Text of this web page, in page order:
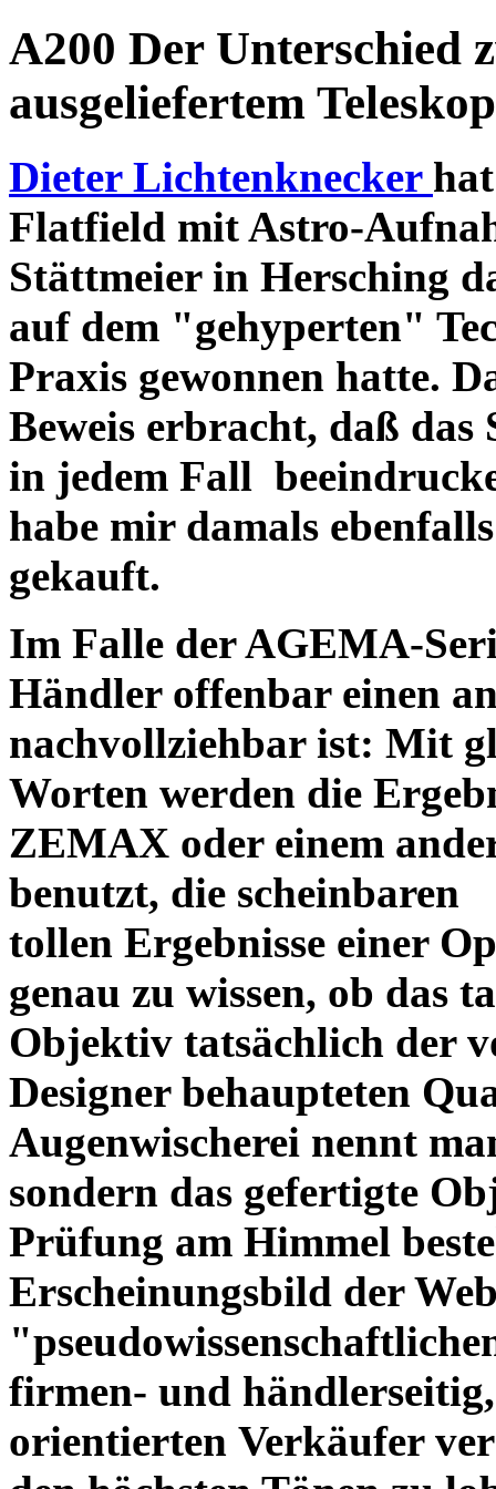
A200 Der Unterschied
ausgeliefertem
Dieter Lichtenknecker
Flatfield mit Astro-
Stättmeier in Hersching
auf dem "gehyperten"
Praxis gewonnen hatte.
Beweis erbracht, daß das
in jedem Fall
habe mir damals
gekauft.
Im Falle der AGEMA-
Händler offenbar einen
nachvollziehbar ist: Mit
Worten werden die
ZEMAX oder einem
benutzt, die scheinbaren
tollen Ergebnisse einer
genau zu wissen, ob das
Objektiv tatsächlich der
Designer behaupteten
Augenwischerei nennt
sondern das gefertigte
Prüfung am Himmel
Erscheinungsbild der
firmen- und
orientierten Verkäufer